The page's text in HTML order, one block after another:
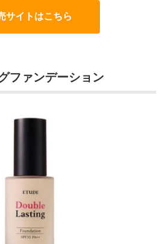
サイトはこちら
ファンデーション